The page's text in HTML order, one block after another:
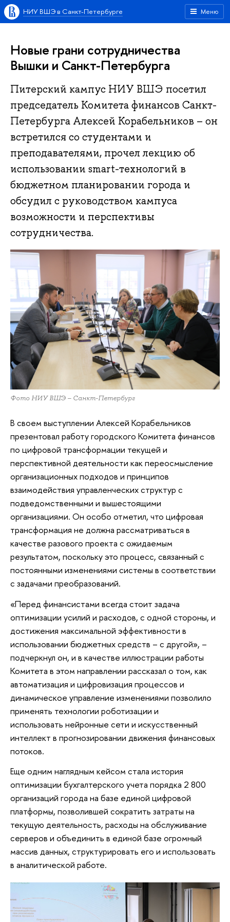
Меню
НИУ ВШЭ в Санкт-Петербурге
Новые грани сотрудничества
Вышки и Санкт-Петербурга
Питерский кампус НИУ ВШЭ посетил
председатель Комитета финансов Санкт-
Петербурга Алексей Корабельников – он
встретился со студентами и
преподавателями, прочел лекцию об
использовании smart-технологий в
бюджетном планировании города и
обсудил с руководством кампуса
возможности и перспективы
сотрудничества.
Фото НИУ ВШЭ – Санкт-Петербург
В своем выступлении Алексей Корабельников
презентовал работу городского Комитета финансов
по цифровой трансформации текущей и
перспективной деятельности как переосмысление
организационных подходов и принципов
взаимодействия управленческих структур с
подведомственными и вышестоящими
организациями. Он особо отметил, что цифровая
трансформация не должна рассматриваться в
качестве разового проекта с ожидаемым
результатом, поскольку это процесс, связанный с
постоянными изменениями системы в соответствии
с задачами преобразований.
«Перед финансистами всегда стоит задача
оптимизации усилий и расходов, с одной стороны, и
достижения максимальной эффективности в
использовании бюджетных средств – с другой», –
подчеркнул он, и в качестве иллюстрации работы
Комитета в этом направлении рассказал о том, как
автоматизация и цифровизация процессов и
динамическое управление изменениями позволило
применять технологии роботизации и
использовать нейронные сети и искусственный
интеллект в прогнозировании движения финансовых
потоков.
Еще одним наглядным кейсом стала история
оптимизации бухгалтерского учета порядка 2 800
организаций города на базе единой цифровой
платформы, позволившей сократить затраты на
текущую деятельность, расходы на обслуживание
серверов и объединить в единой базе огромный
массив данных, структурировать его и использовать
в аналитической работе.